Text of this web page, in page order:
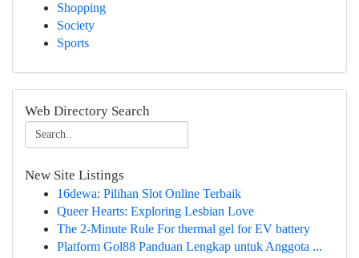
Shopping
Society
Sports
Web Directory Search
New Site Listings
16dewa: Pilihan Slot Online Terbaik
Queer Hearts: Exploring Lesbian Love
The 2-Minute Rule For thermal gel for EV battery
Platform Gol88 Panduan Lengkap untuk Anggota ...